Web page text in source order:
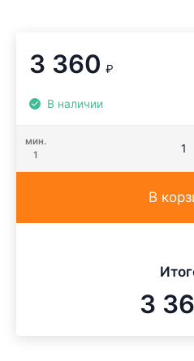
3 360 ₽
В наличии
мин.
1
В
3